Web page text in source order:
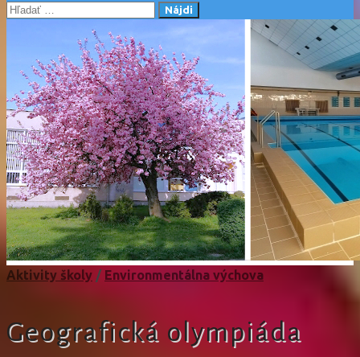
Hľadať:
Aktivity školy / Environmentálna výchova
Geografická olympiáda